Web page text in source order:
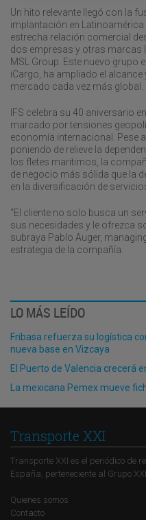
Un hito relevante llegó con la
implantación en Latinoamérica
estrecha relación comercial
dos empresas y otras marcas
MSL Group. Este nuevo grupo
iCargo, ha ampliado el alcance
mercado cada vez más global.
IFS celebra su 40 aniversario
marcado por tensiones
economía internacional. Pese
poniendo de relieve la
los fletes marítimos, la
de negocio más sólida que la
en la diversificación de
“El cliente no solo busca un
sus necesidades y le ofrezca
subraya Pablo Auger,
estrategia de la compañía.
LO MÁS LEÍDO
Fribasa refuerza su logística
nueva base en Vizcaya
El Puerto de Valencia crecerá
La mexicana Pemex mueve
Transporte XXI
Transporte XXI es el periódico de
España, perteneciente al Grupo
Quienes somos
Contacto